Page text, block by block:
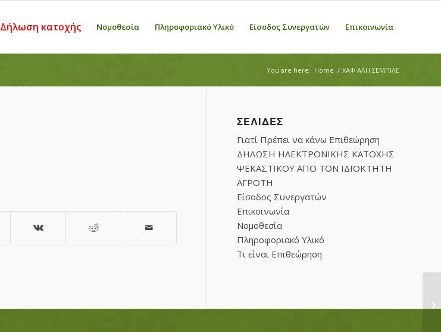
Δήλωση κατοχής Νομοθεσία Πληροφοριακό Υλικό Είσοδος Συνεργατών Επικοινωνία
You are here: Home / ΧΑΦ ΑΛΗ ΣΕΜΠΙΛΕ
ΣΕΛΊΔΕΣ
Γιατί Πρέπει να κάνω Επιθεώρηση
ΔΗΛΩΣΗ ΗΛΕΚΤΡΟΝΙΚΗΣ ΚΑΤΟΧΗΣ
ΨΕΚΑΣΤΙΚΟΥ ΑΠΟ ΤΟΝ ΙΔΙΟΚΤΗΤΗ
ΑΓΡΟΤΗ
Είσοδος Συνεργατών
Επικοινωνία
Νομοθεσία
Πληροφοριακό Υλικό
Τι είναι Επιθεώρηση